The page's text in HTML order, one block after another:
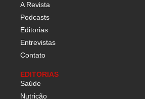
A Revista
Podcasts
Editorias
Entrevistas
Contato
EDITORIAS
Saúde
Nutrição